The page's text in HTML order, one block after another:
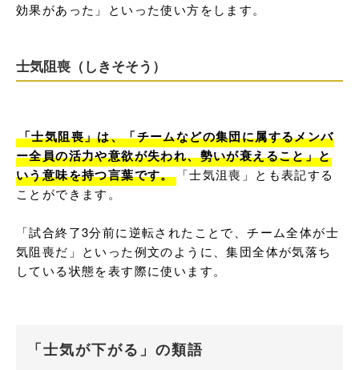
効果があった」といった使い方をします。
士気阻喪（しきそそう）
「士気阻喪」は、「チームなどの集団に属するメンバ
ー全員の活力や意欲が失われ、勢いが衰えること」と
いう意味を持つ言葉です。「士気沮喪」とも表記する
ことができます。
「試合終了3分前に逆転されたことで、チーム全体が士
気阻喪だ」といった例文のように、集団全体が気落ち
している状態を表す際に使います。
「士気が下がる」の類語